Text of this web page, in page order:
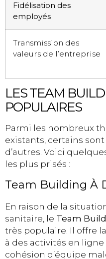
Fidélisation des
employés
Transmission des
valeurs de l’entreprise
LES TEAM
POPULAIRES
Parmi les nombreux
existants, certains
d’autres. Voici
les plus prisés :
Team Building À
En raison de la
sanitaire, le Team
très populaire. Il offre
à des activités en
cohésion d’équipe